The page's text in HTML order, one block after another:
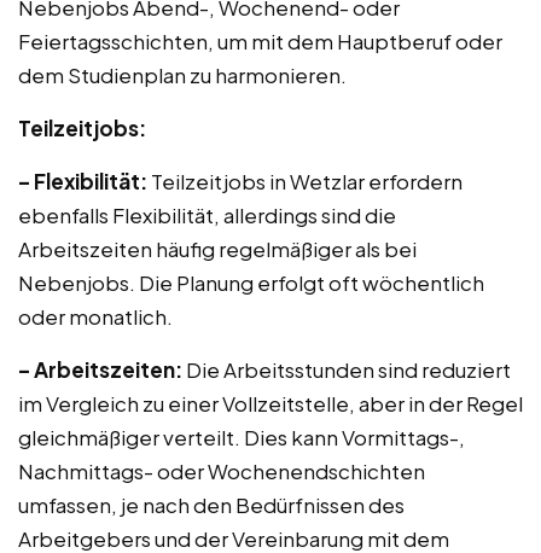
Nebenjobs Abend-, Wochenend- oder
Feiertagsschichten, um mit dem Hauptberuf oder
dem Studienplan zu harmonieren.
Teilzeitjobs:
– Flexibilität: Teilzeitjobs in Wetzlar erfordern
ebenfalls Flexibilität, allerdings sind die
Arbeitszeiten häufig regelmäßiger als bei
Nebenjobs. Die Planung erfolgt oft wöchentlich
oder monatlich.
– Arbeitszeiten: Die Arbeitsstunden sind reduziert
im Vergleich zu einer Vollzeitstelle, aber in der Regel
gleichmäßiger verteilt. Dies kann Vormittags-,
Nachmittags- oder Wochenendschichten
umfassen, je nach den Bedürfnissen des
Arbeitgebers und der Vereinbarung mit dem